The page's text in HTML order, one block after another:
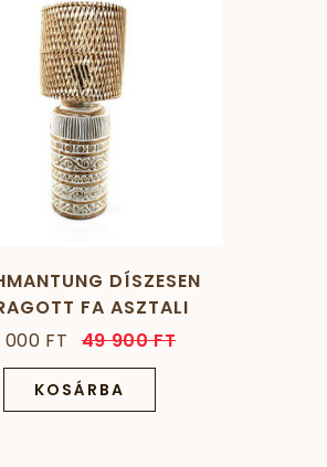
DÍSZESEN
FA ASZTALI
HENGER ALAKÚ
000 FT 49 900 FT
KOSÁRBA